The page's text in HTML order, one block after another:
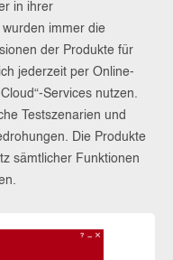
in ihrer
immer die
der Produkte für
jederzeit per Online-
Services nutzen.
Testszenarien und
Die Produkte
sämtlicher Funktionen